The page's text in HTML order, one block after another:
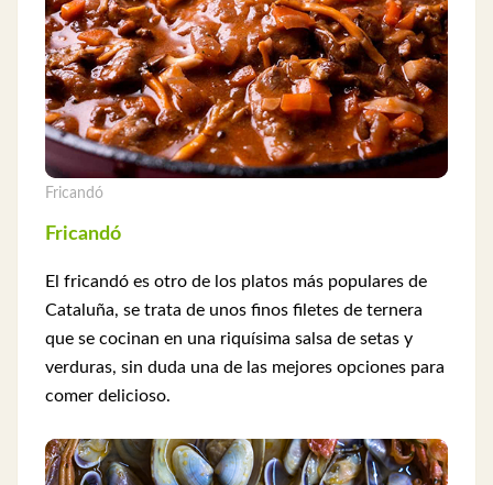
Fricandó
Fricandó
El fricandó es otro de los platos más populares de
Cataluña, se trata de unos finos filetes de ternera
que se cocinan en una riquísima salsa de setas y
verduras, sin duda una de las mejores opciones para
comer delicioso.